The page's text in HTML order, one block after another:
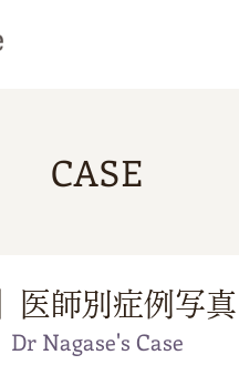
CASE
医師別症例写
Dr Nagase's Case